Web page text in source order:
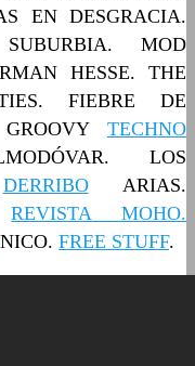
EN DESGRACIA.
MOD
HESSE. THE
FIEBRE DE
TECHNO
LOS
DERRIBOARIAS.
REVISTA MOHO.
FREE STUFF.